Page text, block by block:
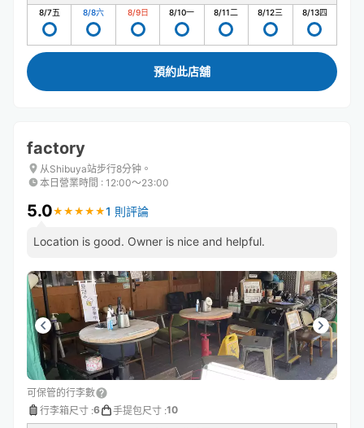
8/7五 8/8六 8/9日 8/10一 8/11二 8/12三 8/13四
預約此店舖
factory
从Shibuya站步行8分钟。
本日營業時間 : 12:00〜23:00
5.0★ ★ ★ ★ ★
★ ★ ★ ★ ★1 則評論
Location is good. Owner is nice and helpful.
可保管的行李數
行李箱尺寸 :6 手提包尺寸 :10